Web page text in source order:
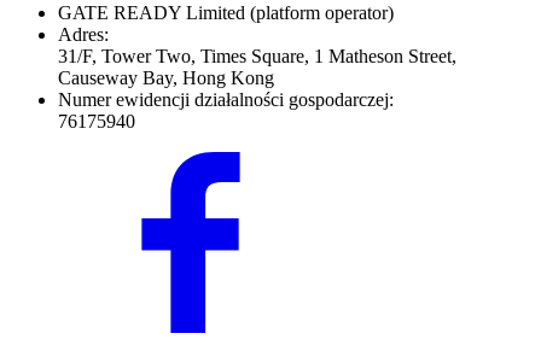
GATE READY Limited (platform operator)
Adres:
31/F, Tower Two, Times Square, 1 Matheson Street,
Causeway Bay, Hong Kong
Numer ewidencji działalności gospodarczej:
76175940